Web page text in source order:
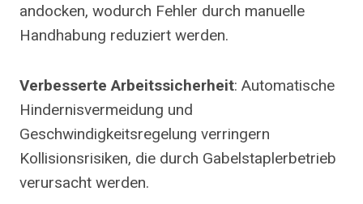
andocken, wodurch Fehler durch manuelle
Handhabung reduziert werden.
Verbesserte Arbeitssicherheit: Automatische
Hindernisvermeidung und
Geschwindigkeitsregelung verringern
Kollisionsrisiken, die durch Gabelstaplerbetrieb
verursacht werden.